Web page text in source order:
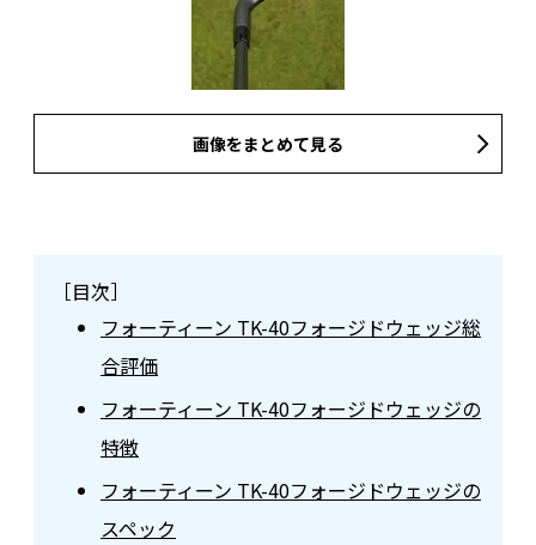
画像をまとめて見る
［目次］
フォーティーン TK-40フォージドウェッジ総
合評価
フォーティーン TK-40フォージドウェッジの
特徴
フォーティーン TK-40フォージドウェッジの
スペック